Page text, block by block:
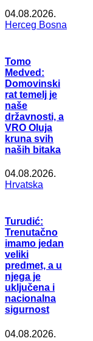
04.08.2026.
Herceg Bosna
Tomo
Medved:
Domovinski
rat temelj je
naše
državnosti, a
VRO Oluja
kruna svih
naših bitaka
04.08.2026.
Hrvatska
Turudić:
Trenutačno
imamo jedan
veliki
predmet, a u
njega je
uključena i
nacionalna
sigurnost
04.08.2026.